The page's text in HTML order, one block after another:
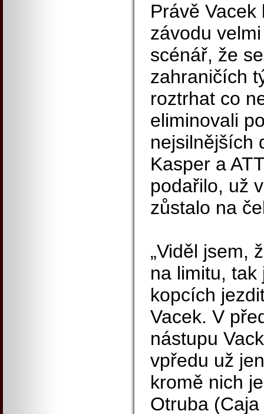
Právě
závodu
scénář, že
zahraničích
roztrhat co
eliminovali
nejsilnějších
Kasper a
podařilo, už
zůstalo na
„Viděl jsem,
na limitu, tak
kopcích
Vacek. V
nástupu
vpředu už
kromě nich
Otruba